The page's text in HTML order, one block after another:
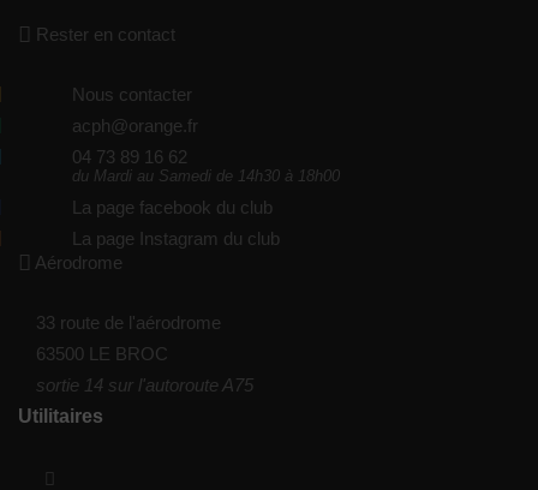
Rester en contact
Nous contacter
acph@orange.fr
04 73 89 16 62
du Mardi au Samedi de 14h30 à 18h00
La page facebook du club
La page Instagram du club
Aérodrome
33 route de l'aérodrome
63500 LE BROC
sortie 14 sur l'autoroute A75
Utilitaires